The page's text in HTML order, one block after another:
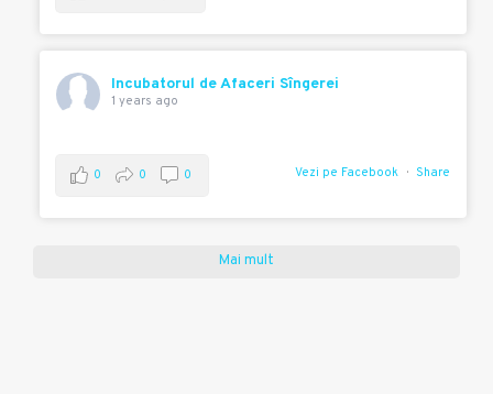
Incubatorul de Afaceri Sîngerei
1 years ago
Vezi pe Facebook Share
0 0 0
Mai mult